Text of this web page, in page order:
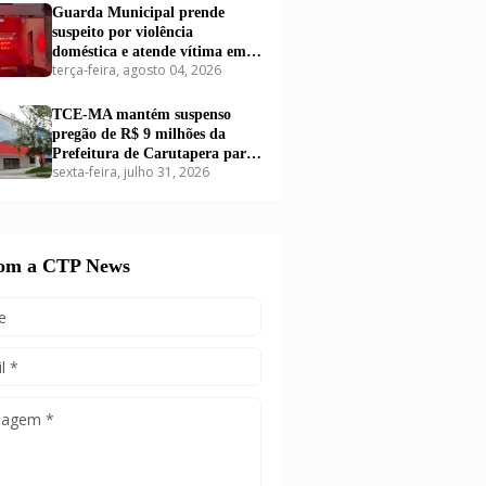
Guarda Municipal prende
suspeito por violência
doméstica e atende vítima em
Carutapera
terça-feira, agosto 04, 2026
TCE-MA mantém suspenso
pregão de R$ 9 milhões da
Prefeitura de Carutapera para
compra de kits educacionais
sexta-feira, julho 31, 2026
a CTP News